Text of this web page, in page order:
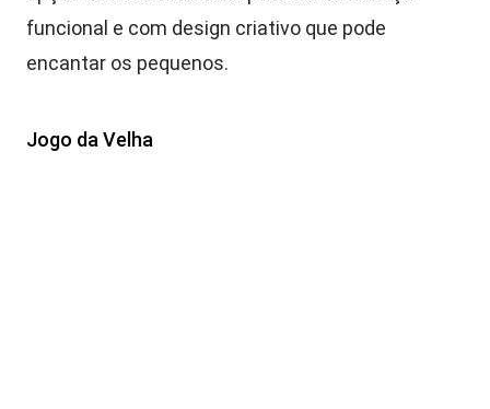
funcional e com design criativo que pode
encantar os pequenos.
Jogo da Velha